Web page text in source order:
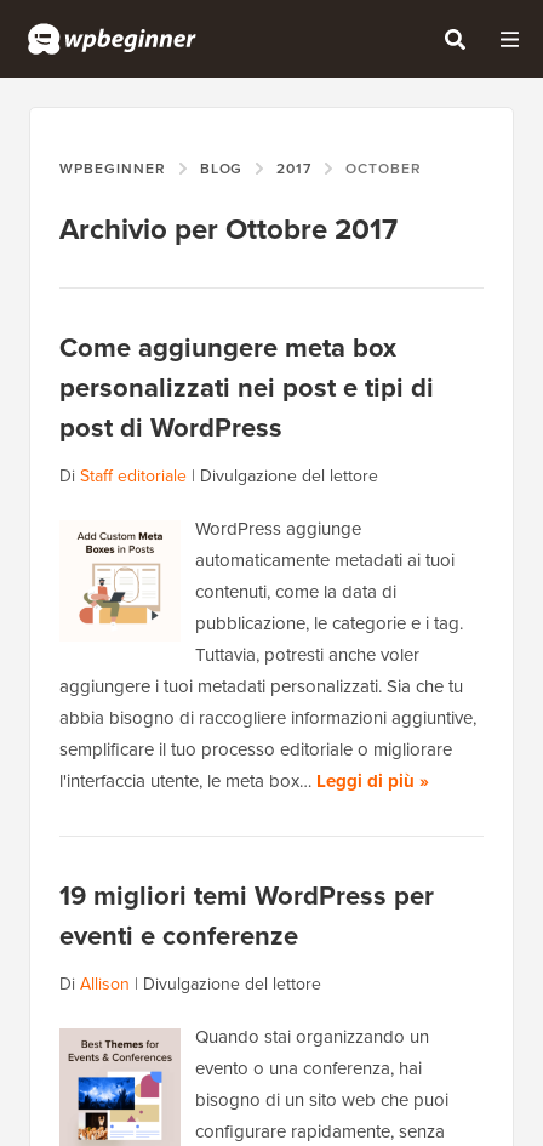
WPBEGINNER BLOG 2017 OCTOBER
Archivio per Ottobre 2017
Come aggiungere meta box
personalizzati nei post e tipi di
post di WordPress
Di Staff editoriale | Divulgazione del lettore
WordPress aggiunge
automaticamente metadati ai tuoi
contenuti, come la data di
pubblicazione, le categorie e i tag.
Tuttavia, potresti anche voler
aggiungere i tuoi metadati personalizzati. Sia che tu
abbia bisogno di raccogliere informazioni aggiuntive,
semplificare il tuo processo editoriale o migliorare
l'interfaccia utente, le meta box… Leggi di più »
19 migliori temi WordPress per
eventi e conferenze
Di Allison | Divulgazione del lettore
Quando stai organizzando un
evento o una conferenza, hai
bisogno di un sito web che puoi
configurare rapidamente, senza